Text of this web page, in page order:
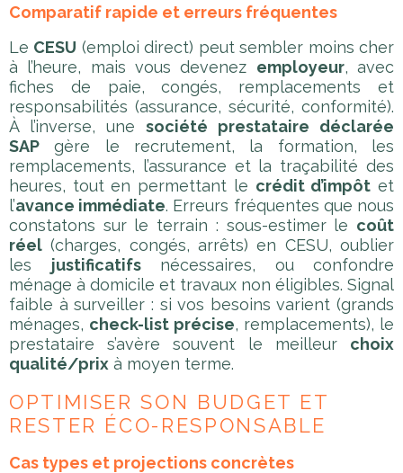
Comparatif rapide et erreurs fréquentes
Le CESU (emploi direct) peut sembler moins cher
à l’heure, mais vous devenez employeur, avec
fiches de paie, congés, remplacements et
responsabilités (assurance, sécurité, conformité).
À l’inverse, une société prestataire déclarée
SAP gère le recrutement, la formation, les
remplacements, l’assurance et la traçabilité des
heures, tout en permettant le crédit d’impôt et
l’avance immédiate. Erreurs fréquentes que nous
constatons sur le terrain : sous-estimer le coût
réel (charges, congés, arrêts) en CESU, oublier
les justificatifsnécessaires, ou confondre
ménage à domicile et travaux non éligibles. Signal
faible à surveiller : si vos besoins varient (grands
ménages, check-list précise, remplacements), le
prestataire s’avère souvent le meilleur choix
qualité/prix à moyen terme.
OPTIMISER SON BUDGET ET
RESTER ÉCO-RESPONSABLE
Cas types et projections concrètes